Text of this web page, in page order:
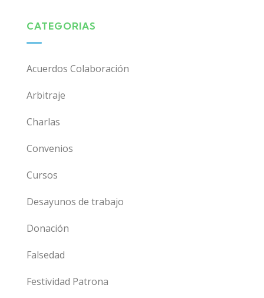
CATEGORIAS
Acuerdos Colaboración
Arbitraje
Charlas
Convenios
Cursos
Desayunos de trabajo
Donación
Falsedad
Festividad Patrona